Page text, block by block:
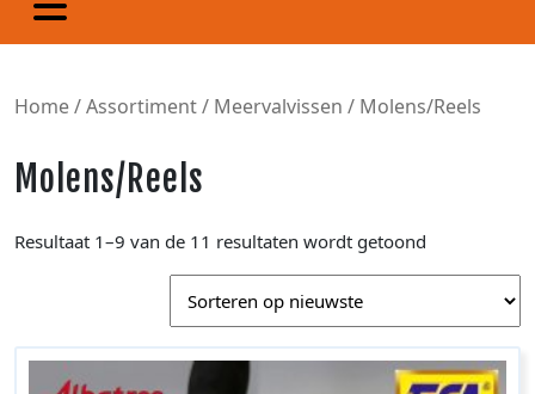
Home/Assortiment/ Meervalvissen / Molens/Reels
Molens/Reels
Resultaat 1–9 van de 11 resultaten wordt getoond